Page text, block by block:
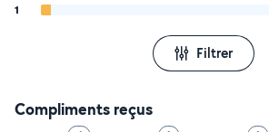
1
Filtrer
Compliments reçus